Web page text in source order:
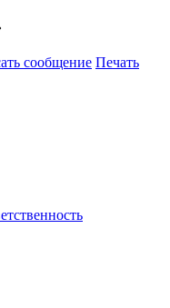
сообщение Печать